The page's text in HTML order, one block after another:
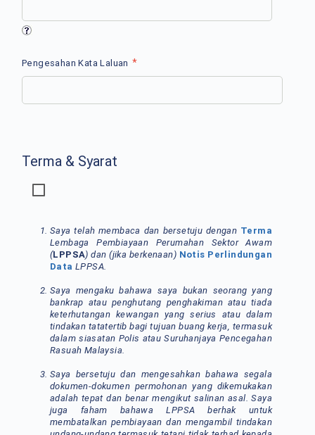
Pengesahan Kata Laluan *
Terma & Syarat
Saya telah membaca dan bersetuju dengan Terma
Lembaga Pembiayaan Perumahan Sektor Awam
(LPPSA) dan (jika berkenaan) Notis Perlindungan
Data LPPSA.
Saya mengaku bahawa saya bukan seorang yang
bankrap atau penghutang penghakiman atau tiada
keterhutangan kewangan yang serius atau dalam
tindakan tatatertib bagi tujuan buang kerja, termasuk
dalam siasatan Polis atau Suruhanjaya Pencegahan
Rasuah Malaysia.
Saya bersetuju dan mengesahkan bahawa segala
dokumen-dokumen permohonan yang dikemukakan
adalah tepat dan benar mengikut salinan asal. Saya
juga faham bahawa LPPSA berhak untuk
membatalkan pembiayaan dan mengambil tindakan